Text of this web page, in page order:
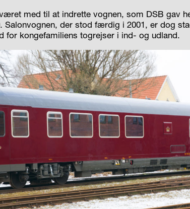
med til at indrette vognen, som DSB gav
Salonvognen, der stod færdig i 2001, er dog
for kongefamiliens togrejser i ind- og udland.